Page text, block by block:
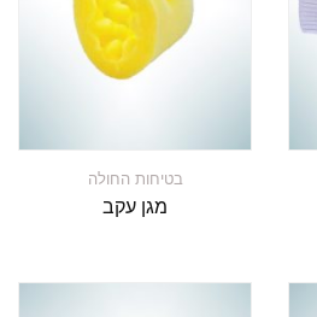
בטיחות החולה
מגן עקב